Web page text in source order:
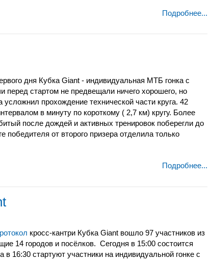
Подробнее...
дня Кубка Giant - индивидуальная МТБ гонка с
перед стартом не предвещали ничего хорошего, но
прохождение технической части круга. 42
в минуту по короткому ( 2,7 км) кругу. Более
после дождей и активных тренировок поберегли до
победителя от второго призера отделила только
Подробнее...
кросс-кантри Кубка Giant вошло 97 участников из
14 городов и посёлков. Сегодня в 15:00 состоится
16:30 стартуют участники на индивидуальной гонке с